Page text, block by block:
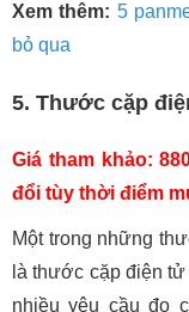
Xem thêm: 5
bỏ qua
5. Thước cặp
Giá tham khảo:
đổi tùy thời điểm
Một trong những
là thước cặp điện tử
nhiều yêu cầu đo